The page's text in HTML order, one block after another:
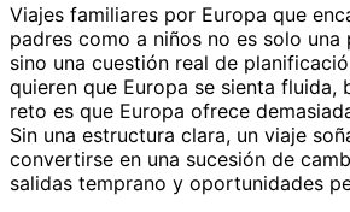
Viajes familiares por Europa que
padres como a niños no es solo una
sino una cuestión real de
quieren que Europa se sienta fluida,
reto es que Europa ofrece
Sin una estructura clara, un viaje
convertirse en una sucesión de
salidas temprano y oportunidades